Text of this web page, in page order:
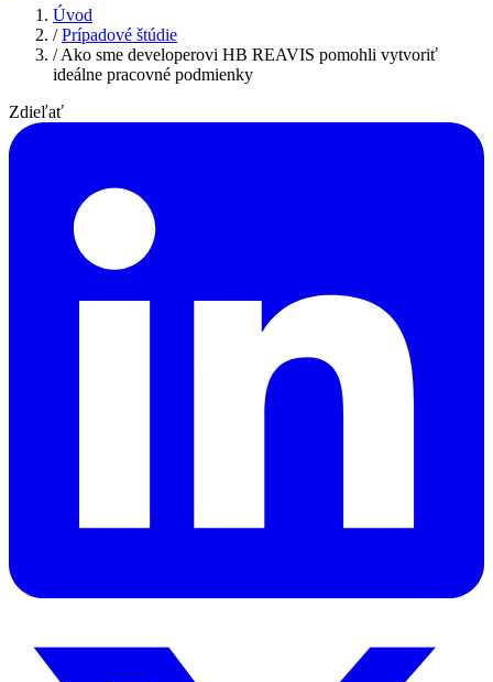
Úvod
/ Prípadové štúdie
/ Ako sme developerovi HB REAVIS pomohli vytvoriť
ideálne pracovné podmienky
Zdieľať